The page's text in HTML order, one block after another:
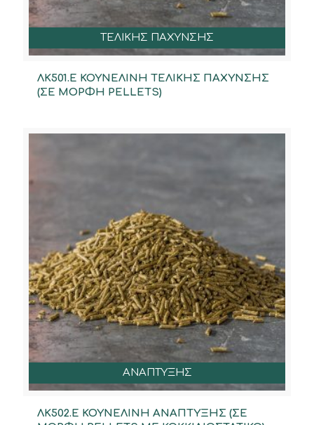
ΤΕΛΙΚΗΣ ΠΑΧΥΝΣΗΣ
ΛΚ501.Ε ΚΟΥΝΕΛΙΝΗ ΤΕΛΙΚΗΣ ΠΑΧΥΝΣΗΣ
(ΣΕ ΜΟΡΦΗ PELLETS)
ΑΝΑΠΤΥΞΗΣ
ΛΚ502.Ε ΚΟΥΝΕΛΙΝΗ ΑΝΑΠΤΥΞΗΣ (ΣΕ